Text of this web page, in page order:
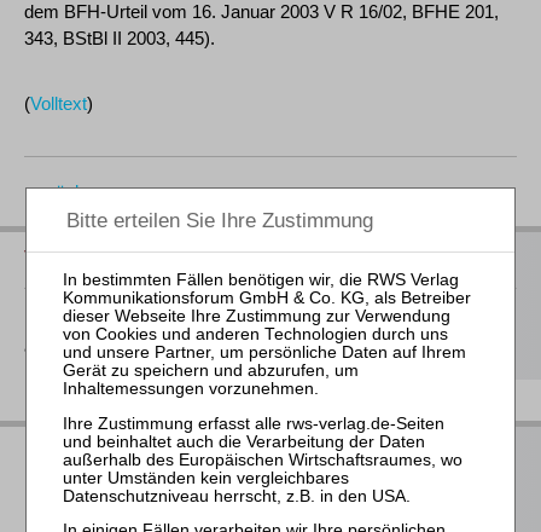
dem BFH-Urteil vom 16. Januar 2003 V R 16/02, BFHE 201,
343, BStBl II 2003, 445).
(Volltext)
zurück
Vorschau auf die neuen Bücher 2026
finden Sie unsere Buchvorschau für das 2. Halbjahr 2026
als Download
RWS Verlag bei LinkedIn
RWS Verlag bei Facebook